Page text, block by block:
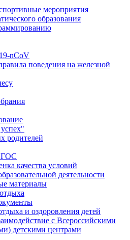
мероприятия
образования
nCoV
поведения на железной
родителей
качества условий
деятельности
материалы
и оздоровления детей
с Всероссийскими
детскими центрами